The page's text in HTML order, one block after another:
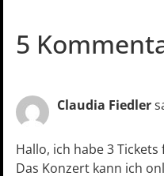
5
Claudia Fiedler
Hallo, ich habe 3
Das Konzert kann ich